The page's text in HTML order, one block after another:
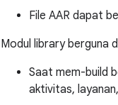
File AAR dapat
Modul library berguna
Saat mem-build
aktivitas,